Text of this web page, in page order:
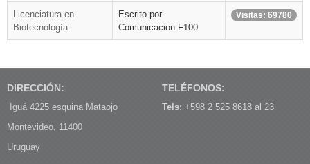
Licenciatura en
Biotecnología
Escrito por
Comunicacion F100
Visitas: 69780
DIRECCIÓN:
Iguá 4225 esquina Mataojo
Montevideo, 11400
Uruguay
TELÉFONOS:
Tels: +598 2 525 8618 al 23